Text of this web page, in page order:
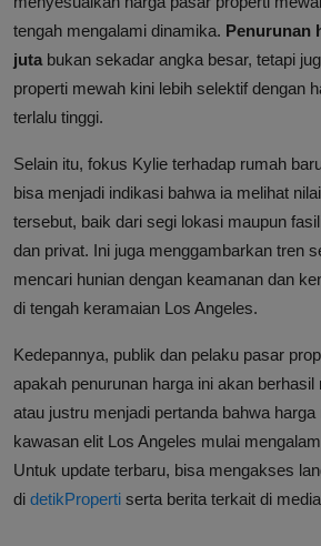
tengah mengalami dinamika. Penurunan
juta bukan sekadar angka besar, tetapi
properti mewah kini lebih selektif dengan
terlalu tinggi.
Selain itu, fokus Kylie terhadap rumah
bisa menjadi indikasi bahwa ia melihat
tersebut, baik dari segi lokasi maupun
dan privat. Ini juga menggambarkan tren
mencari hunian dengan keamanan dan
di tengah keramaian Los Angeles.
Kedepannya, publik dan pelaku pasar
apakah penurunan harga ini akan
atau justru menjadi pertanda bahwa
kawasan elit Los Angeles mulai
Untuk update terbaru, bisa mengakses
di detikProperti serta berita terkait di